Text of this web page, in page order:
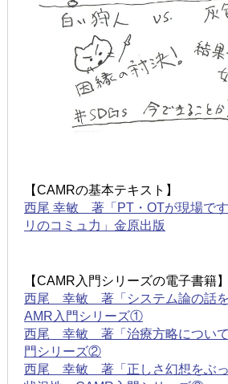
【CAMRの基本テキスト】
西尾 幸敏 著「PT・OTが現場で
リのコミュ力」金原出版
【CAMR入門シリーズの電子書籍】
西尾 幸敏 著「システム論の話を
AMR入門シリーズ①
西尾 幸敏 著「治療方略について
門シリーズ②
西尾 幸敏 著「正しさ幻想をぶっ